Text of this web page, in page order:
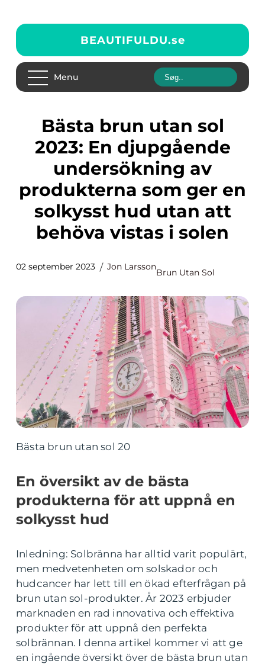
BEAUTIFULDU.se
Menu
Bästa brun utan sol
2023: En djupgående
undersökning av
produkterna som ger en
solkysst hud utan att
behöva vistas i solen
02 september 2023 Jon Larsson
Brun Utan Sol
Bästa brun utan sol 20
En översikt av de bästa
produkterna för att uppnå en
solkysst hud
Inledning: Solbränna har alltid varit populärt,
men medvetenheten om solskador och
hudcancer har lett till en ökad efterfrågan på
brun utan sol-produkter. År 2023 erbjuder
marknaden en rad innovativa och effektiva
produkter för att uppnå den perfekta
solbrännan. I denna artikel kommer vi att ge
en ingående översikt över de bästa brun utan